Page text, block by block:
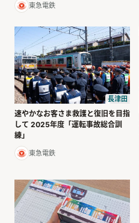
東急電鉄
長津田
速やかなお客さま救護と復旧を目指
して 2025年度「運転事故総合訓
練」
東急電鉄